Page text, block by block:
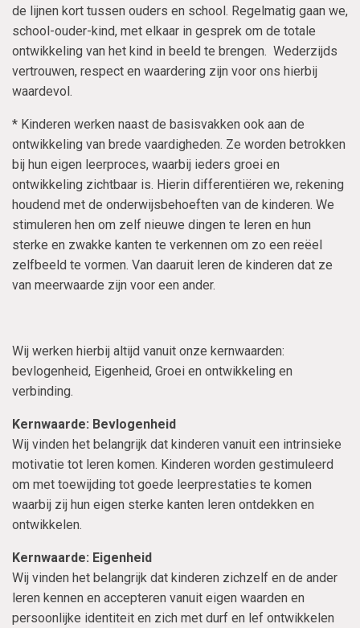
de lijnen kort tussen ouders en school. Regelmatig gaan we,
school-ouder-kind, met elkaar in gesprek om de totale
ontwikkeling van het kind in beeld te brengen. Wederzijds
vertrouwen, respect en waardering zijn voor ons hierbij
waardevol.
* Kinderen werken naast de basisvakken ook aan de
ontwikkeling van brede vaardigheden. Ze worden betrokken
bij hun eigen leerproces, waarbij ieders groei en
ontwikkeling zichtbaar is. Hierin differentiëren we, rekening
houdend met de onderwijsbehoeften van de kinderen. We
stimuleren hen om zelf nieuwe dingen te leren en hun
sterke en zwakke kanten te verkennen om zo een reëel
zelfbeeld te vormen. Van daaruit leren de kinderen dat ze
van meerwaarde zijn voor een ander.
Wij werken hierbij altijd vanuit onze kernwaarden:
bevlogenheid, Eigenheid, Groei en ontwikkeling en
verbinding.
Kernwaarde: Bevlogenheid
Wij vinden het belangrijk dat kinderen vanuit een intrinsieke
motivatie tot leren komen. Kinderen worden gestimuleerd
om met toewijding tot goede leerprestaties te komen
waarbij zij hun eigen sterke kanten leren ontdekken en
ontwikkelen.
Kernwaarde: Eigenheid
Wij vinden het belangrijk dat kinderen zichzelf en de ander
leren kennen en accepteren vanuit eigen waarden en
persoonlijke identiteit en zich met durf en lef ontwikkelen